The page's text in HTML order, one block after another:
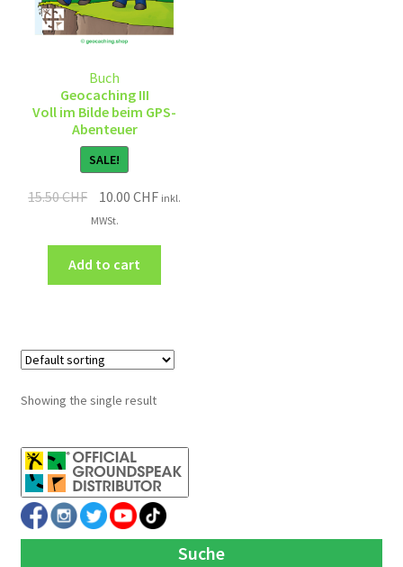
Buch
Geocaching III
Voll im Bilde beim GPS-
Abenteuer
SALE!
15.50CHF 10.00CHF inkl.
MWSt.
Add to cart
Showing the single result
Suche